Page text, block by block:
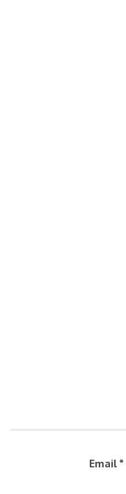
Email *